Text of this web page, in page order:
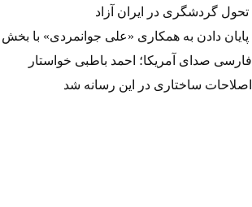
تحول گردشگری در ایران آزاد
پایان دادن به همکاری «علی جوانمردی» با بخش
فارسی صدای آمریکا؛ احمد باطبی خواستار
اصلاحات ساختاری در این رسانه شد